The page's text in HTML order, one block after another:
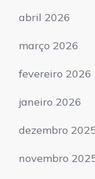
abril 2026
março 2026
fevereiro 2026
janeiro 2026
dezembro
novembro